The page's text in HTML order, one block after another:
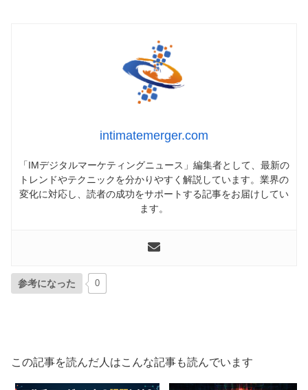
intimatemerger.com
「IMデジタルマーケティングニュース」編集者として、最新の
トレンドやテクニックを分かりやすく解説しています。業界の
変化に対応し、読者の成功をサポートする記事をお届けしてい
ます。
参考になった 0
この記事を読んだ人はこんな記事も読んでいます